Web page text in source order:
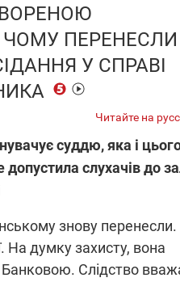
ПЕРЕНЕСЛИ
У СПРАВІ
Читайте на
суддю, яка і
допустила слухачів до
знову перенесли.
На думку захисту, вона
Слідство
ПЛІВКИ МІНДІЧА: СПРАВА
ОБОРУДОК ДРУГА